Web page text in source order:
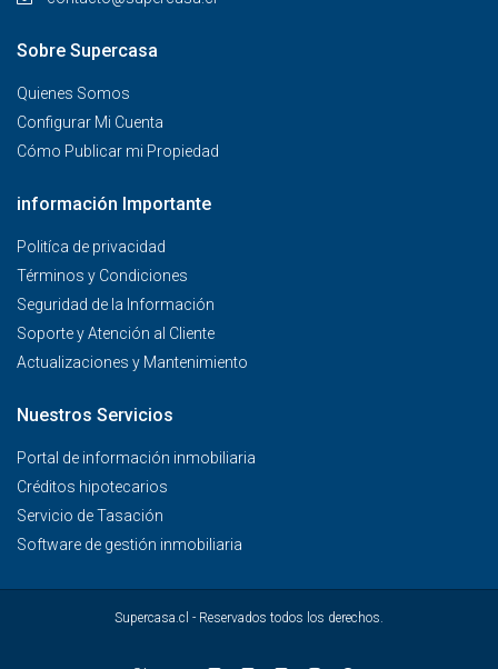
Sobre Supercasa
Quienes Somos
Configurar Mi Cuenta
Cómo Publicar mi Propiedad
información Importante
Politíca de privacidad
Términos y Condiciones
Seguridad de la Información
Soporte y Atención al Cliente
Actualizaciones y Mantenimiento
Nuestros Servicios
Portal de información inmobiliaria
Créditos hipotecarios
Servicio de Tasación
Software de gestión inmobiliaria
Supercasa.cl - Reservados todos los derechos.